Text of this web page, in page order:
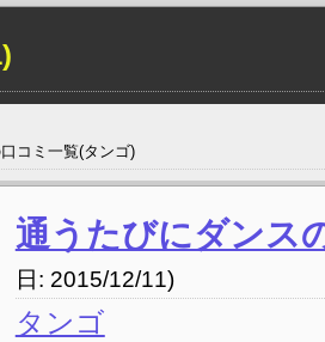
コミ一覧(タンゴ)
通うたびにダンス
日: 2015/12/11)
タンゴ